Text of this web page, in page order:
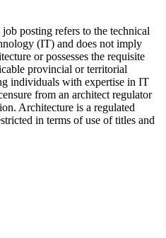
posting refers to the technical
(IT) and does not imply
or possesses the requisite
provincial or territorial
individuals with expertise in IT
from an architect regulator
Architecture is a regulated
in terms of use of titles and